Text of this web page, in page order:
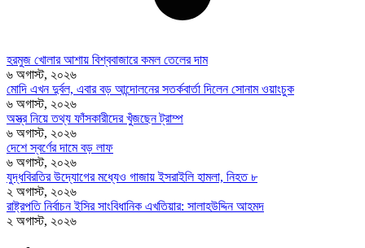
হরমুজ খোলার আশায় বিশ্ববাজারে কমল তেলের দাম
৬ অগাস্ট, ২০২৬
মোদি এখন দুর্বল, এবার বড় আন্দোলনের সতর্কবার্তা দিলেন সোনাম ওয়াংচুক
৬ অগাস্ট, ২০২৬
অস্ত্র নিয়ে তথ্য ফাঁসকারীদের খুঁজছেন ট্রাম্প
৬ অগাস্ট, ২০২৬
দেশে স্বর্ণের দামে বড় লাফ
৬ অগাস্ট, ২০২৬
যুদ্ধবিরতির উদ্যোগের মধ্যেও গাজায় ইসরাইলি হামলা, নিহত ৮
২ অগাস্ট, ২০২৬
রাষ্ট্রপতি নির্বাচন ইসির সাংবিধানিক এখতিয়ার: সালাহউদ্দিন আহমদ
২ অগাস্ট, ২০২৬